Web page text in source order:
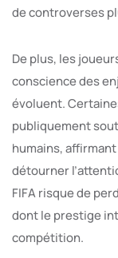
de controverses
De plus, les
conscience des
évoluent.
publiquement
humains,
détourner
FIFA risque de
dont le prestige
compétition.